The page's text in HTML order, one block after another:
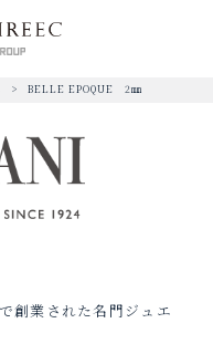
BELLE EPOQUE 2㎜
創業された名門ジュエ